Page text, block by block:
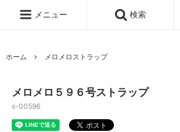
メニュー 検索
ホーム メロメロストラップ
メロメロ５９６号ストラップ
s-00596